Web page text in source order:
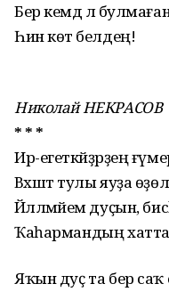
Бер кемдә лә
Һин көтә белдең!
Николай НЕКРАСОВ
* * *
Ир-егеткәйҙәрҙең
Вәхшәт тулы яуҙа
Йәлләмәйем дуҫын,
Ҡаһармандың хатта
Яҡын дуҫ та бер саҡ